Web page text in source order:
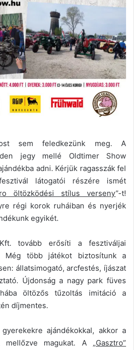
sem feledkezünk meg. A
jegy mellé Oldtimer Show
adni. Kérjük ragasszák fel
látogatói részére ismét
öltözködési stílus verseny”-t!
régi korok ruháiban és nyerjék
egyikét.
tovább erősíti a fesztiváljai
Még több játékot biztosítunk a
állatsimogató, arcfestés, íjászat
Újdonság a nagy park füves
öltözős tűzoltás imitáció a
díjmentes.
ajándékokkal, akkor a
magukat. A „Gasztro”